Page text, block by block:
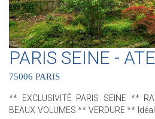
(ACHAT - VENTE - LOCATION -
ÉVALUATION OFFERTE SOUS 24 H).
PARIS SEINE -
75006 PARIS
** EXCLUSIVITÉ PARIS SEINE ** RARE ** CALME
BEAUX VOLUMES ** VERDURE ** Idéalement situé dans le quartier